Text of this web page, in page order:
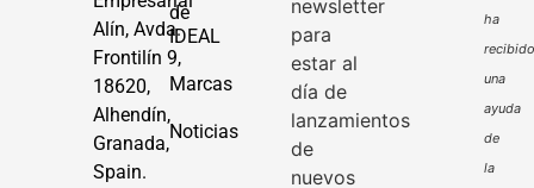
Alín, Avda.
Frontilín 9,
18620,
Alhendín,
Granada,
Spain.
de
IDEAL
Marcas
Noticias
newsletter
para
estar al
día de
lanzamientos
de
nuevos
ha
recibido
una
ayuda
de
la